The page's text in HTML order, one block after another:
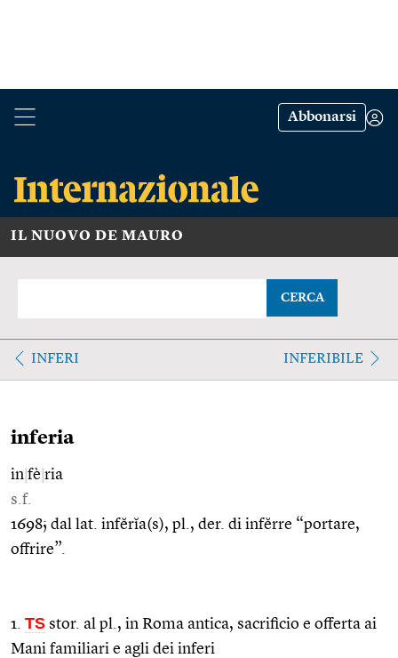
Abbonarsi
IL NUOVO DE MAURO
CERCA
INFERI INFERIBILE
inferia
in fè ria
s.f.
1698; dal lat. infĕrĭa(s), pl., der. di infĕrre “portare,
offrire”.
1. TS stor. al pl., in Roma antica, sacrificio e offerta ai
Mani familiari e agli dei inferi